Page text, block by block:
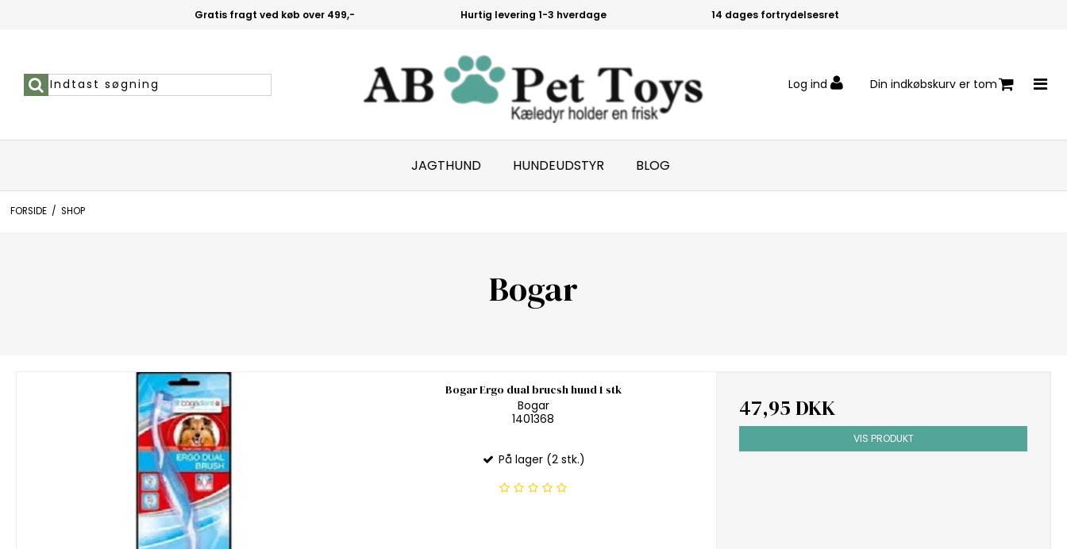
Gratis fragt ved køb over 499,- Hurtig levering 1-3 hverdage 14 dages fortrydelsesret
Log ind Din indkøbskurv er tom
JAGTHUND HUNDEUDSTYR BLOG
FORSIDE / SHOP
Bogar
Bogar Ergo dual brucsh hund 1 stk
Bogar
1401368
På lager (2 stk.)
47,95 DKK
VIS PRODUKT